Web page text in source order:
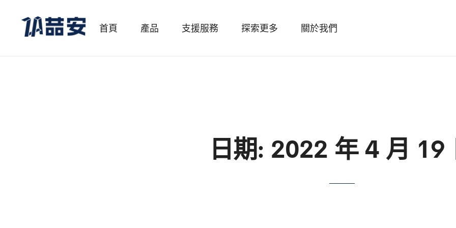
首頁 產品 支援服務 探索更多 關於我們
日期: 2022 年 4 月 19